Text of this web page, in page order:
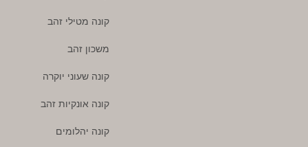
קונה מטילי זהב
משכון זהב
קונה שעוני יוקרה
קונה אונקיות זהב
קונה יהלומים